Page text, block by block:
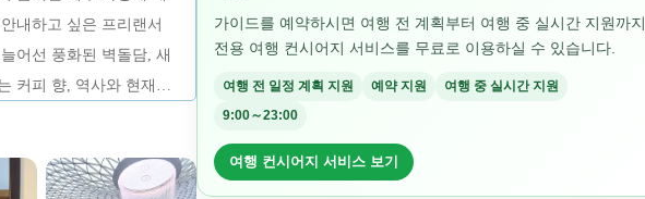
내하고 싶은 프리랜서
어선 풍화된 벽돌담, 새
커피 향, 역사와 현재가
니다.
가이드를 예약하시면 여행 전 계획부터 여행 중 실시간 지원까지
전용 여행 컨시어지 서비스를 무료로 이용하실 수 있습니다.
여행 전 일정 계획 지원 예약 지원
여행 중 실시간 지원
9:00～23:00
여행 컨시어지 서비스 보기